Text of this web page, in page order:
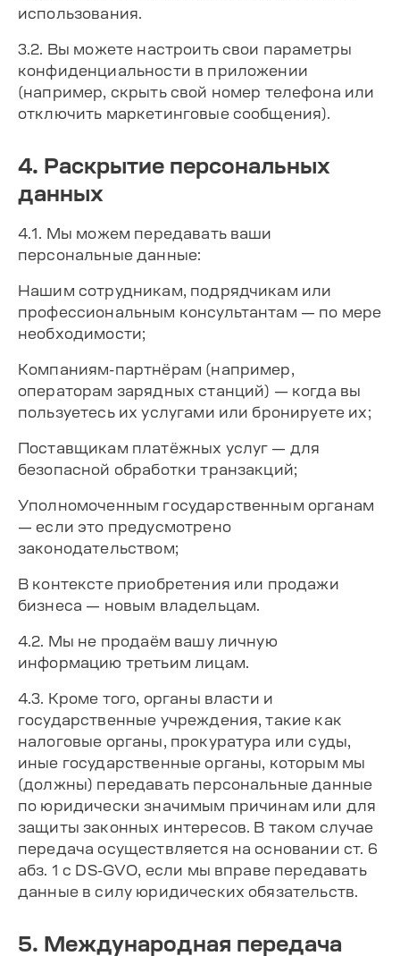
использования.
3.2. Вы можете настроить свои параметры
конфиденциальности в приложении
(например, скрыть свой номер телефона или
отключить маркетинговые сообщения).
4. Раскрытие персональных
данных
4.1. Мы можем передавать ваши
персональные данные:
Нашим сотрудникам, подрядчикам или
профессиональным консультантам — по мере
необходимости;
Компаниям-партнёрам (например,
операторам зарядных станций) — когда вы
пользуетесь их услугами или бронируете их;
Поставщикам платёжных услуг — для
безопасной обработки транзакций;
Уполномоченным государственным органам
— если это предусмотрено
законодательством;
В контексте приобретения или продажи
бизнеса — новым владельцам.
4.2. Мы не продаём вашу личную
информацию третьим лицам.
4.3. Кроме того, органы власти и
государственные учреждения, такие как
налоговые органы, прокуратура или суды,
иные государственные органы, которым мы
(должны) передавать персональные данные
по юридически значимым причинам или для
защиты законных интересов. В таком случае
передача осуществляется на основании ст. 6
абз. 1 c DS-GVO, если мы вправе передавать
данные в силу юридических обязательств.
5. Международная передача